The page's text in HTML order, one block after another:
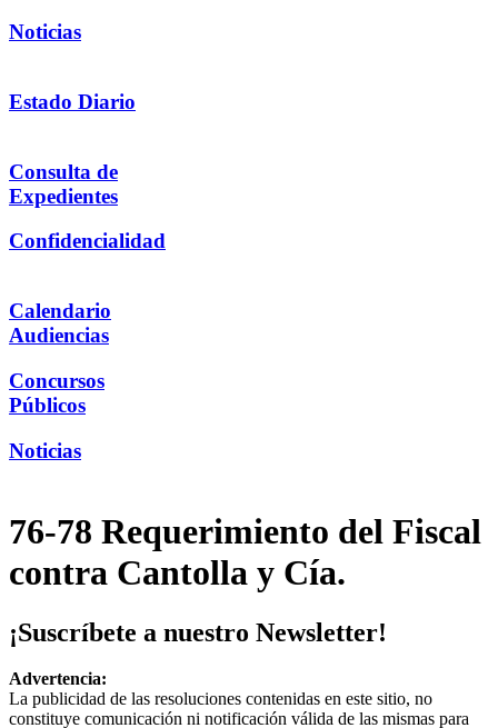
Noticias
Estado Diario
Consulta de
Expedientes
Confidencialidad
Calendario
Audiencias
Concursos
Públicos
Noticias
76-78 Requerimiento del Fiscal
contra Cantolla y Cía.
¡Suscríbete a nuestro Newsletter!
Advertencia:
La publicidad de las resoluciones contenidas en este sitio, no
constituye comunicación ni notificación válida de las mismas para